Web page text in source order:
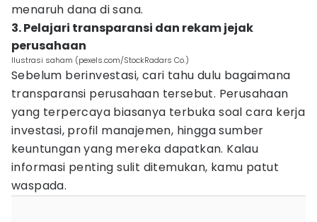
menaruh dana di sana.
3. Pelajari transparansi dan rekam jejak
perusahaan
Ilustrasi saham (pexels.com/StockRadars Co.)
Sebelum berinvestasi, cari tahu dulu bagaimana
transparansi perusahaan tersebut. Perusahaan
yang terpercaya biasanya terbuka soal cara kerja
investasi, profil manajemen, hingga sumber
keuntungan yang mereka dapatkan. Kalau
informasi penting sulit ditemukan, kamu patut
waspada.